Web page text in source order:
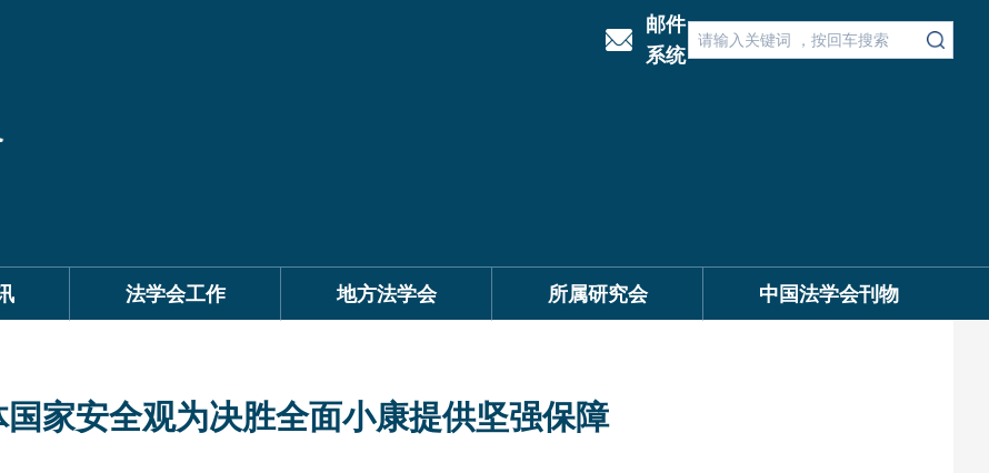
邮件
系统
法学会工作 地方法学会 所属研究会 中国法学会刊物
国家安全观为决胜全面小康提供坚强保障